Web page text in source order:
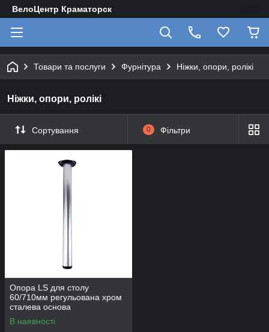
ВелоЦентр Краматорск
Товари та послуги Фурнітура Ніжки, опори, ролікі
Ніжки, опори, ролікі
Сортування 0 Фільтри
Опора LS для столу
60/710мм регульована хром
сталева основа
В наявності